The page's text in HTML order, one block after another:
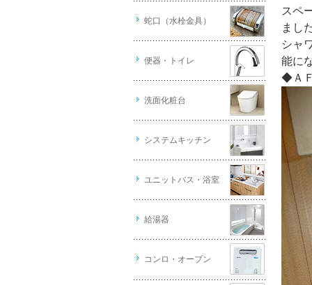
蛇口（水栓金具）
便器・トイレ
洗面化粧台
システムキッチン
ユニットバス・浴室
給湯器
コンロ・オーブン
スペ
まし
シャ
能に
◆Ａ